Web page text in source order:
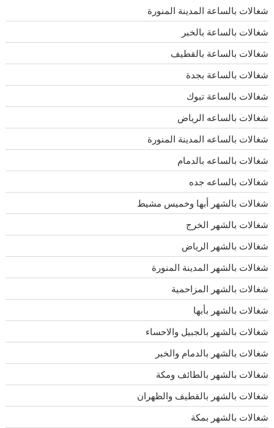
شغالات بالساعة المدينة المنورة
شغالات بالساعة بالخبر
شغالات بالساعة بالقطيف
شغالات بالساعة بجدة
شغالات بالساعة تبوك
شغالات بالساعه الرياض
شغالات بالساعه المدينة المنورة
شغالات بالساعه بالدمام
شغالات بالساعه جده
شغالات بالشهر أبها وخميس مشيط
شغالات بالشهر الخرج
شغالات بالشهر الرياض
شغالات بالشهر المدينة المنورة
شغالات بالشهر المزاحمية
شغالات بالشهر بأبها
شغالات بالشهر بالجبيل والاحساء
شغالات بالشهر بالدمام والخبر
شغالات بالشهر بالطائف ومكة
شغالات بالشهر بالقطيف والظهران
شغالات بالشهر بمكة